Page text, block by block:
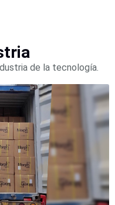
Wisenet
de la tecnología.